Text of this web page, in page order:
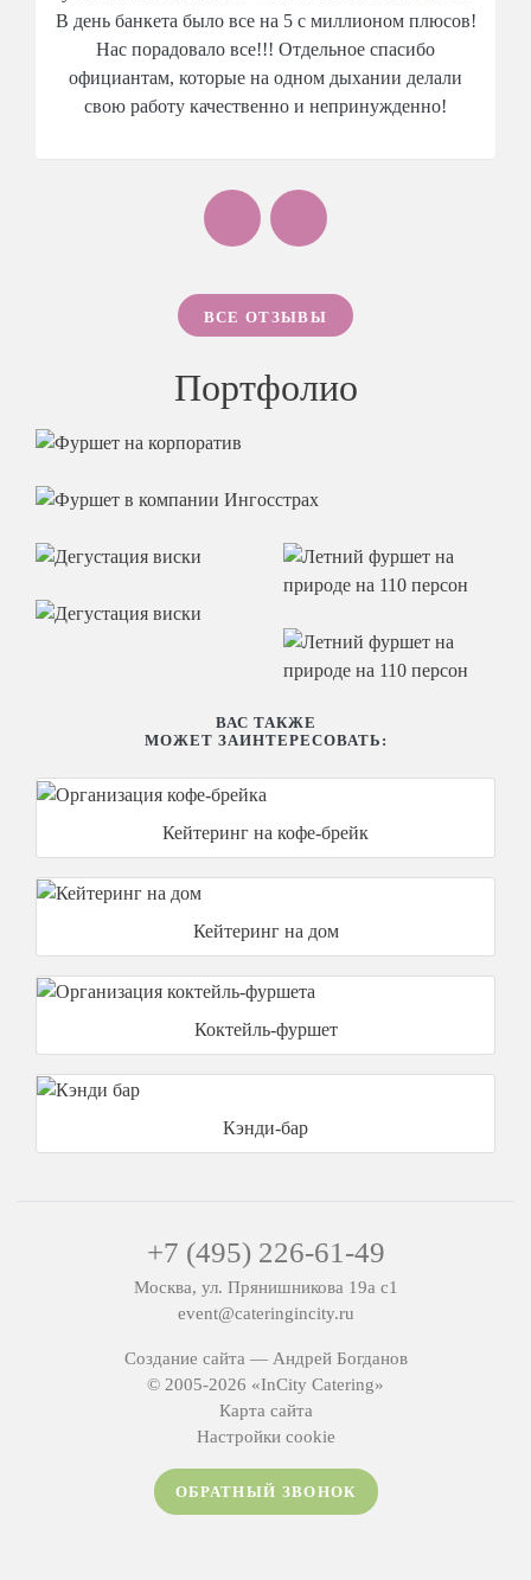
В день банкета было все на 5 с миллионом плюсов!
Нас порадовало все!!! Отдельное спасибо
официантам, которые на одном дыхании делали
свою работу качественно и непринужденно!
ВСЕ ОТЗЫВЫ
Портфолио
ВАС ТАКЖЕ
МОЖЕТ ЗАИНТЕРЕСОВАТЬ:
Кейтеринг на кофе-брейк
Кейтеринг на дом
Коктейль-фуршет
Кэнди-бар
+7 (495) 226-61-49
Москва, ул. Прянишникова 19а с1
event@cateringincity.ru
Создание сайта — Андрей Богданов
© 2005-2026 «InCity Catering»
Карта сайта
Настройки cookie
ОБРАТНЫЙ ЗВОНОК